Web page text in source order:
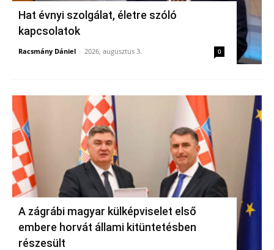
Hat évnyi szolgálat, életre szóló
kapcsolatok
Racsmány Dániel - 2026, augusztus 3. 0
A zágrábi magyar külképviselet első
embere horvát állami kitüntetésben
részesült